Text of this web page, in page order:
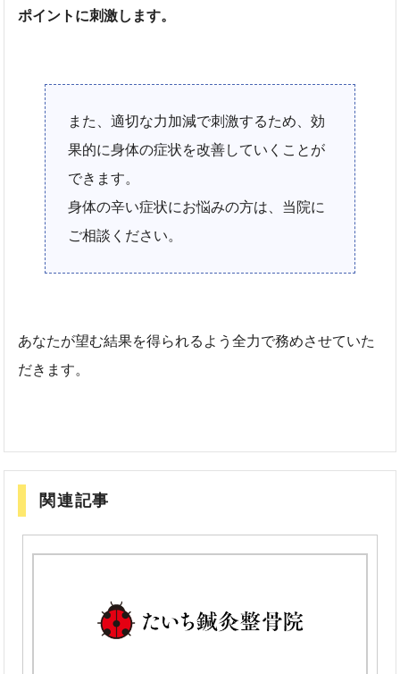
ポイントに刺激します。
また、適切な力加減で刺激するため、効
果的に身体の症状を改善していくことが
できます。
身体の辛い症状にお悩みの方は、当院に
ご相談ください。
あなたが望む結果を得られるよう全力で務めさせていた
だきます。
関連記事